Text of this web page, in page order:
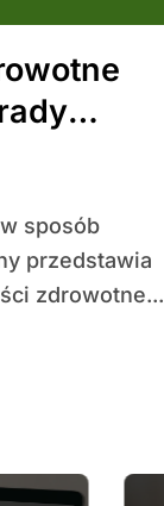
przedstawia
zdrowotne...